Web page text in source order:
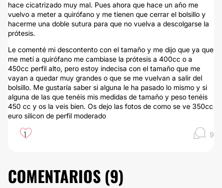
hace cicatrizado muy mal. Pues ahora que hace un año me
vuelvo a meter a quirófano y me tienen que cerrar el bolsillo y
hacerme una doble sutura para que no vuelva a descolgarse la
prótesis.
Le comenté mi descontento con el tamaño y me dijo que ya que
me metí a quirófano me cambiase la prótesis a 400cc o a
450cc perfil alto, pero estoy indecisa con el tamaño que me
vayan a quedar muy grandes o que se me vuelvan a salir del
bolsillo. Me gustaría saber si alguna le ha pasado lo mismo y si
alguna de las que tenéis mis medidas de tamaño y peso tenéis
450 cc y os la veis bien. Os dejo las fotos de como se ve 350cc
euro silicon de perfil moderado
1 9
COMENTARIOS (9)